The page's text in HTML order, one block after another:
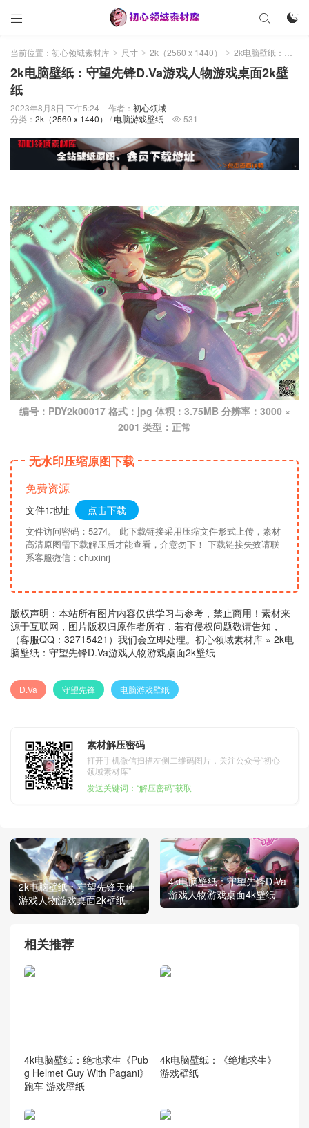
 

当前位置： 初心领域素材库 > 尺寸 > 2k（2560 x 1440） > 2k电脑壁纸：守望先锋D.Va游戏人物游戏桌面2k壁纸
2k电脑壁纸：守望先锋D.Va游戏人物游戏桌面2k壁
纸
2023年8月8日 下午5:24 作者： 初心领域
分类： 2k（2560 x 1440） / 电脑游戏壁纸  531
编号：PDY2k00017 格式：jpg 体积：3.75MB 分辨率：3000 ×
2001 类型：正常
无水印压缩原图下载
免费资源
文件1地址 点击下载
文件访问密码：5274。 此下载链接采用压缩文件形式上传，素材
高清原图需下载解压后才能查看，介意勿下！ 下载链接失效请联
系客服微信：chuxinrj
版权声明：本站所有图片内容仅供学习与参考，禁止商用！素材来
源于互联网，图片版权归原作者所有，若有侵权问题敬请告知，
（客服QQ：32715421）我们会立即处理。 初心领域素材库 » 2k电
脑壁纸：守望先锋D.Va游戏人物游戏桌面2k壁纸
D.Va 守望先锋 电脑游戏壁纸
素材解压密码
打开手机微信扫描左侧二维码图片，关注公众号“初心
领域素材库”
发送关键词：“解压密码”获取
2k电脑壁纸：守望先锋天使
游戏人物游戏桌面2k壁纸
4k电脑壁纸：守望先锋D.Va
游戏人物游戏桌面4k壁纸
相关推荐
4k电脑壁纸：绝地求生《Pub
g Helmet Guy With Pagani》
跑车 游戏壁纸
4k电脑壁纸：《绝地求生》
游戏壁纸